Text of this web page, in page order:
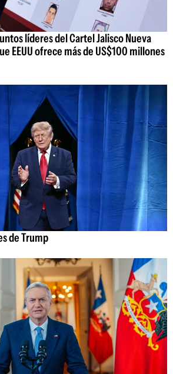
líderes del Cartel Jalisco Nueva
EEUU ofrece más de US$100 millones
de Trump